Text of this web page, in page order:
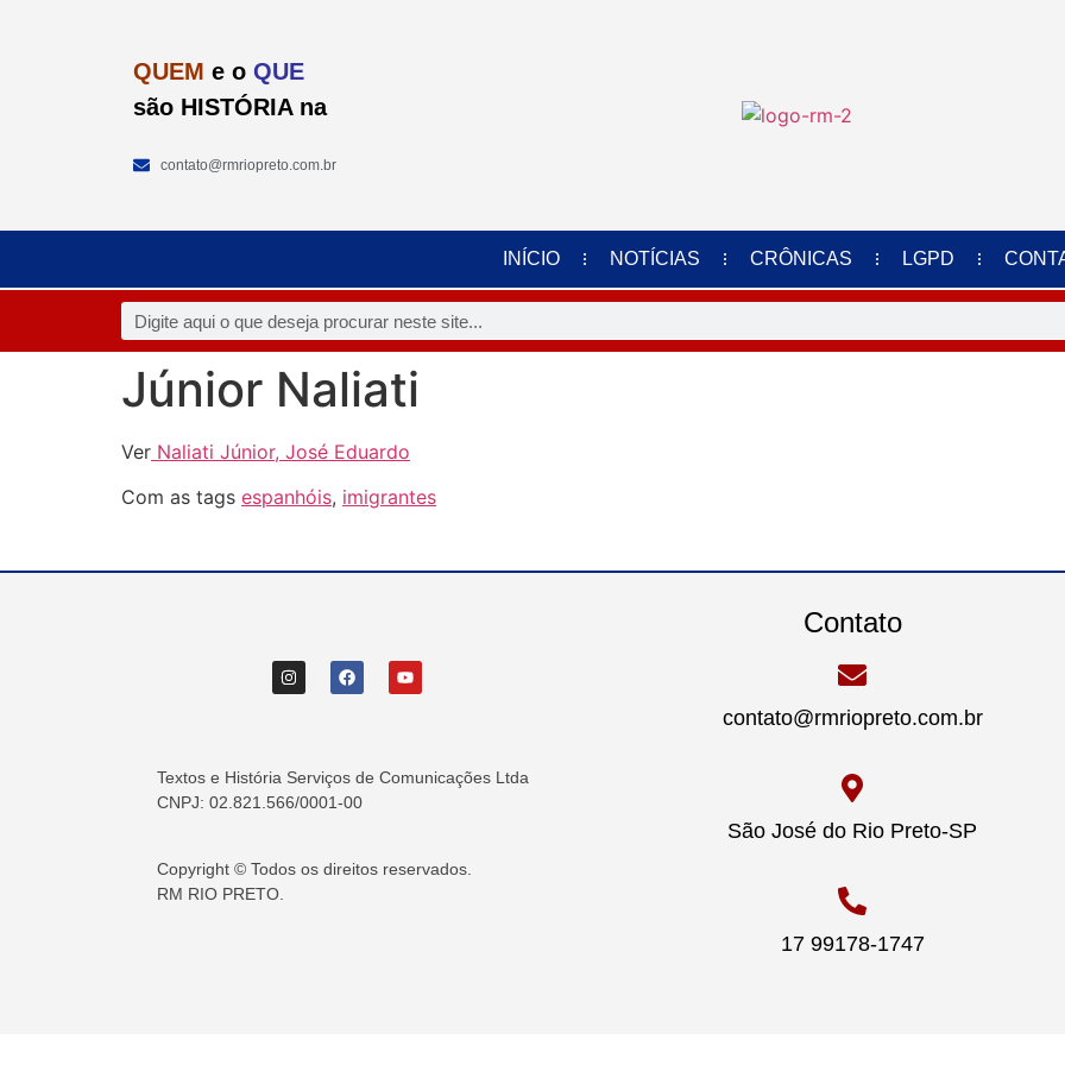
QUEM e o QUE
são HISTÓRIA na
contato@rmriopreto.com.br
INÍCIO NOTÍCIAS CRÔNICAS LGPD
Júnior Naliati
Ver Naliati Júnior, José Eduardo
Com as tags espanhóis, imigrantes
Textos e História Serviços de Comunicações Ltda
CNPJ: 02.821.566/0001-00
Copyright © Todos os direitos reservados.
RM RIO PRETO.
Contato
contato@rmriopreto.com.br
São José do Rio Preto-SP
17 99178-1747